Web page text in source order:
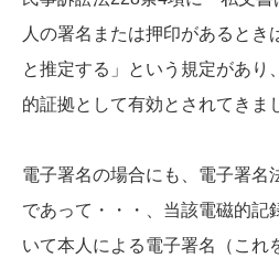
人の署名または押印があるとき
と推定する」という規定があり
的証拠として有効とされてきま
電子署名の場合にも、電子署名
であって・・・、当該電磁的記
いて本人による電子署名（これ